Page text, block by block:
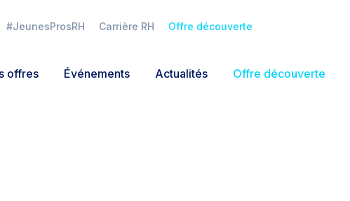
#JeunesProsRH Carrière RH Offre découverte
offres Événements Actualités Offre découverte